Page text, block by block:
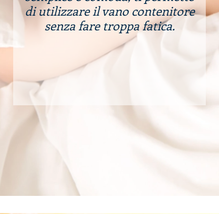
di utilizzare il vano contenitore
senza fare troppa fatica.